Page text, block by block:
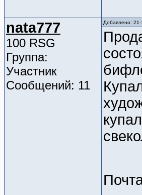
nata777
100 RSG
Группа:
Участник
Сообщений: 11
Добавлено: 21-